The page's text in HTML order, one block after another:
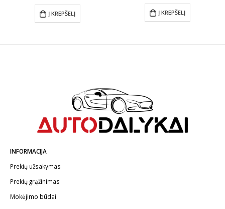
Į KREPŠELĮ Į KREPŠELĮ
INFORMACIJA
Prekių užsakymas
Prekių grąžinimas
Mokėjimo būdai